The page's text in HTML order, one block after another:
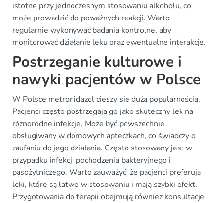
istotne przy jednoczesnym stosowaniu alkoholu, co
może prowadzić do poważnych reakcji. Warto
regularnie wykonywać badania kontrolne, aby
monitorować działanie leku oraz ewentualne interakcje.
Postrzeganie kulturowe i
nawyki pacjentów w Polsce
W Polsce metronidazol cieszy się dużą popularnością.
Pacjenci często postrzegają go jako skuteczny lek na
różnorodne infekcje. Może być powszechnie
obsługiwany w domowych apteczkach, co świadczy o
zaufaniu do jego działania. Często stosowany jest w
przypadku infekcji pochodzenia bakteryjnego i
pasożytniczego. Warto zauważyć, że pacjenci preferują
leki, które są łatwe w stosowaniu i mają szybki efekt.
Przygotowania do terapii obejmują również konsultacje